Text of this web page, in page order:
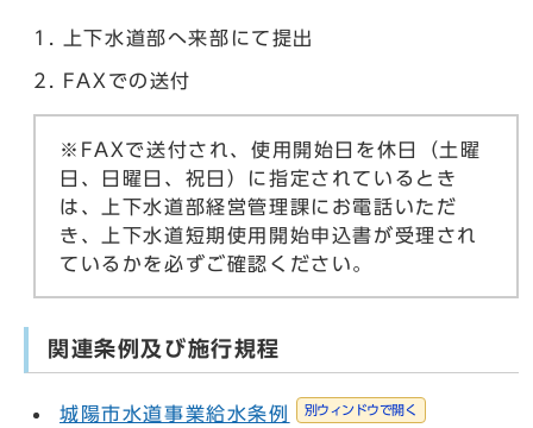
上下水道部へ来部にて提出
FAXでの送付
※FAXで送付され、使用開始日を休日（土曜
日、日曜日、祝日）に指定されているとき
は、上下水道部経営管理課にお電話いただ
き、上下水道短期使用開始申込書が受理され
ているかを必ずご確認ください。
関連条例及び施行規程
城陽市水道事業給水条例 別ウィンドウで開く